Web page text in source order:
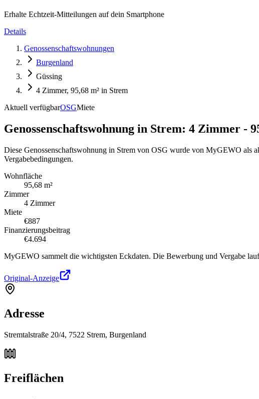
Erhalte Echtzeit-Mitteilungen auf dein Smartphone
Details
Genossenschaftswohnungen
Burgenland
Güssing
4 Zimmer, 95,68 m² in Strem
Aktuell verfügbarOSGMiete
Genossenschaftswohnung in Strem: 4 Zimmer -
Diese Genossenschaftswohnung in Strem von OSG wurde von MyGEWO als
Vergabebedingungen.
Wohnfläche
95,68 m²
Zimmer
4 Zimmer
Miete
€887
Finanzierungsbeitrag
€4.694
MyGEWO sammelt die wichtigsten Eckdaten. Die Bewerbung und Vergabe
Original-Anzeige
Adresse
Stremtalstraße 20/4, 7522 Strem, Burgenland
Freiflächen